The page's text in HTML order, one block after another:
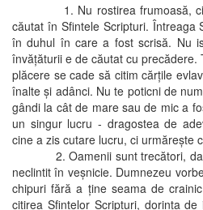
1. Nu rostirea frumoasă, ci
căutat în Sfintele Scripturi. Întreaga
în duhul în care a fost scrisă. Nu
învăţăturii e de căutat cu precădere.
plăcere se cade să citim cărţile
înalte şi adânci. Nu te poticni de
gândi la cât de mare sau de mic a
un singur lucru - dragostea de
cine a zis cutare lucru, ci urmăreşte
2. Oamenii sunt trecători, dar
neclintit în veşnicie. Dumnezeu
chipuri fără a ţine seama de
citirea Sfintelor Scripturi, dorinţa